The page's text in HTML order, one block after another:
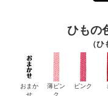
ひもの
（
おまか
せ
薄ピン
ク
ピンク